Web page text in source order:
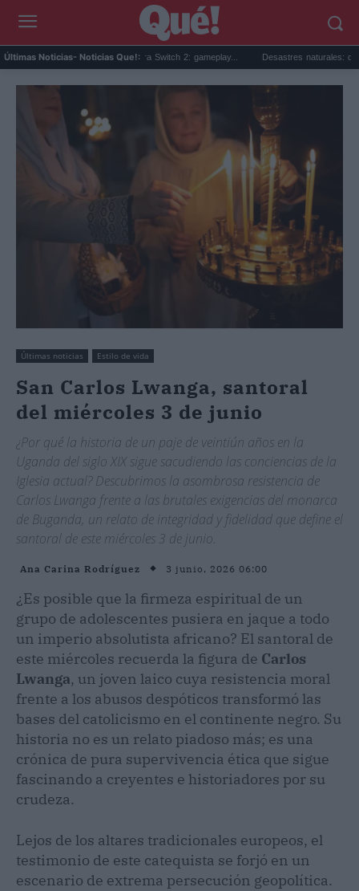
Últimas Noticias- Noticias Que!:
de Minecraft para Switch 2: gameplay... Desastres naturales: qué son,
Últimas noticias Estilo de vida
San Carlos Lwanga, santoral
del miércoles 3 de junio
¿Por qué la historia de un paje de veintiún años en la
Uganda del siglo XIX sigue sacudiendo las conciencias de la
Iglesia actual? Descubrimos la asombrosa resistencia de
Carlos Lwanga frente a las brutales exigencias del monarca
de Buganda, un relato de integridad y fidelidad que define el
santoral de este miércoles 3 de junio.
Ana Carina Rodríguez 3 junio, 2026 06:00
¿Es posible que la firmeza espiritual de un
grupo de adolescentes pusiera en jaque a todo
un imperio absolutista africano? El santoral de
este miércoles recuerda la figura de Carlos
Lwanga, un joven laico cuya resistencia moral
frente a los abusos despóticos transformó las
bases del catolicismo en el continente negro. Su
historia no es un relato piadoso más; es una
crónica de pura supervivencia ética que sigue
fascinando a creyentes e historiadores por su
crudeza.
Lejos de los altares tradicionales europeos, el
testimonio de este catequista se forjó en un
escenario de extrema persecución geopolítica.